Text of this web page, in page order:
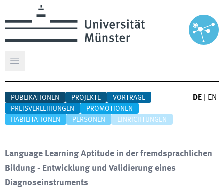
Hauptmenü öffnen
PUBLIKATIONEN PROJEKTE
VORTRÄGE
PREISVERLEIHUNGEN
PROMOTIONEN
HABILITATIONEN
PERSONEN EINRICHTUNGEN
DE EN
Language Learning Aptitude in der fremdsprachlichen
Bildung - Entwicklung und Validierung eines
Diagnoseinstruments